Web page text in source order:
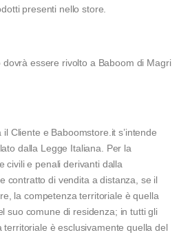
presenti nello store.
essere rivolto a Baboom di Magri
Cliente e Baboomstore.it s’intende
dalla Legge Italiana. Per la
civili e penali derivanti dalla
contratto di vendita a distanza, se il
la competenza territoriale è quella
suo comune di residenza; in tutti gli
territoriale è esclusivamente quella del